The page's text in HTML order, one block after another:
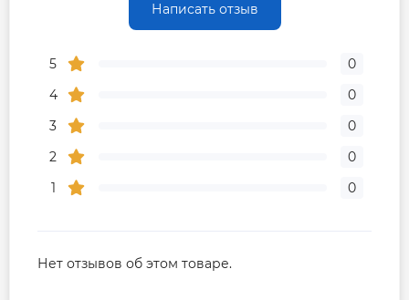
Написать отзыв
5
0
4
0
3
0
2
0
1
0
Нет отзывов об этом товаре.